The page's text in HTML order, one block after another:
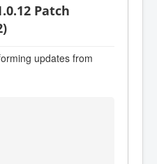
Patch
updates from